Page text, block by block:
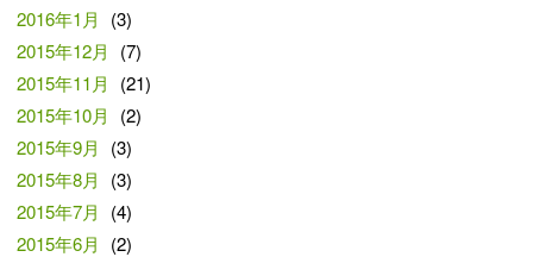
2016年1月
(3)
2015年12月
(7)
2015年11月
(21)
2015年10月
(2)
2015年9月
(3)
2015年8月
(3)
2015年7月
(4)
2015年6月
(2)